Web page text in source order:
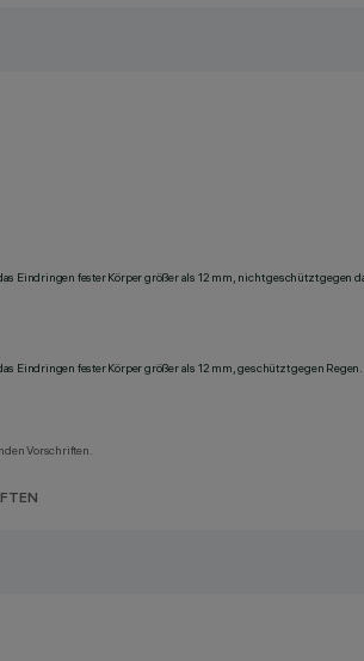
Eindringen fester Körper größer als 12 mm, nicht geschützt gegen
Eindringen fester Körper größer als 12 mm, geschützt gegen Regen.
Vorschriften.